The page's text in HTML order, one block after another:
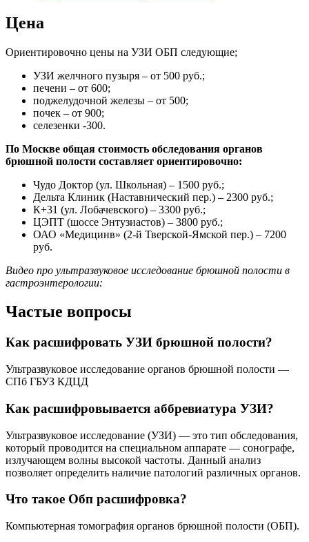
Цена
Ориентировочно цены на УЗИ ОБП следующие;
УЗИ желчного пузыря – от 500 руб.;
печени – от 600;
поджелудочной железы – от 500;
почек – от 900;
селезенки -300.
По Москве общая стоимость обследования органов
брюшной полости составляет ориентировочно:
Чудо Доктор (ул. Школьная) – 1500 руб.;
Дельта Клиник (Наставнический пер.) – 2300 руб.;
К+31 (ул. Лобачевского) – 3300 руб.;
ЦЭПТ (шоссе Энтузиастов) – 3800 руб.;
ОАО «Медицинв» (2-й Тверской-Ямской пер.) – 7200
руб.
Видео про ультразвуковое исследование брюшной полости в
гастроэнтерологии:
Частые вопросы
Как расшифровать УЗИ брюшной полости?
Ультразвуковое исследование органов брюшной полости —
СПб ГБУЗ КДЦД
Как расшифровывается аббревиатура УЗИ?
Ультразвуковое исследование (УЗИ) — это тип обследования,
который проводится на специальном аппарате — сонографе,
излучающем волны высокой частоты. Данный анализ
позволяет определить наличие патологий различных органов.
Что такое Обп расшифровка?
Компьютерная томография органов брюшной полости (ОБП).